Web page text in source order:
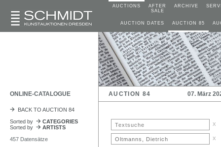
AUCTIONS
AFTER
SALE
ARCHIVE
AUCTION DATES AUCTION 85
ONLINE-CATALOGUE AUCTION 84 07. März
BACK TO AUCTION 84
Sorted by
CATEGORIES
Sorted by
ARTISTS
457 Datensätze
x
x